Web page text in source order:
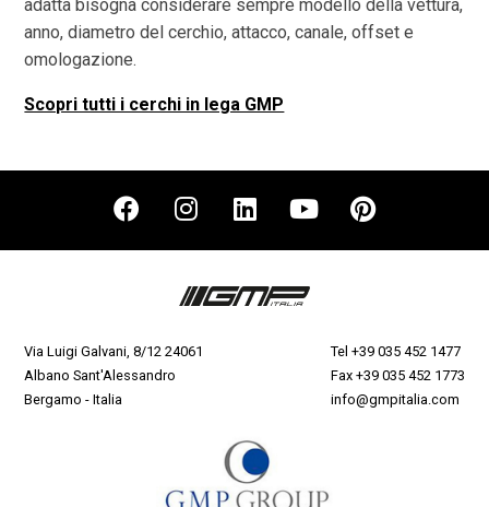
adatta bisogna considerare sempre modello della vettura,
anno, diametro del cerchio, attacco, canale, offset e
omologazione.
Scopri tutti i cerchi in lega GMP
Via Luigi Galvani, 8/12 24061
Albano Sant'Alessandro
Bergamo - Italia
Tel +39 035 452 1477
Fax +39 035 452 1773
info@gmpitalia.com